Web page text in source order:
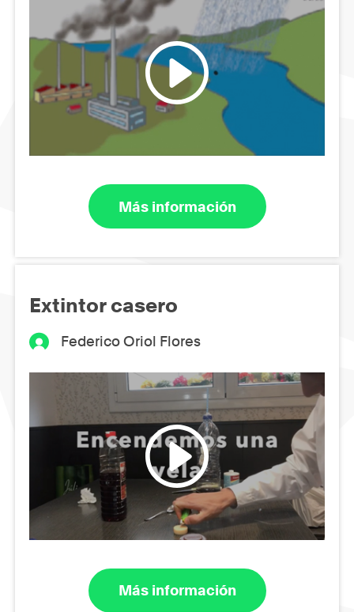
Más información
Extintor casero
Federico Oriol Flores
Más información